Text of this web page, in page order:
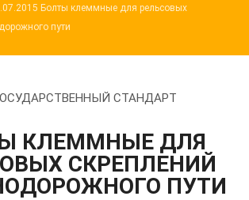
Болты клеммные для рельсовых
пути
СТАНДАРТ
КЛЕММНЫЕ ДЛЯ
СКРЕПЛЕНИЙ
ПУТИ